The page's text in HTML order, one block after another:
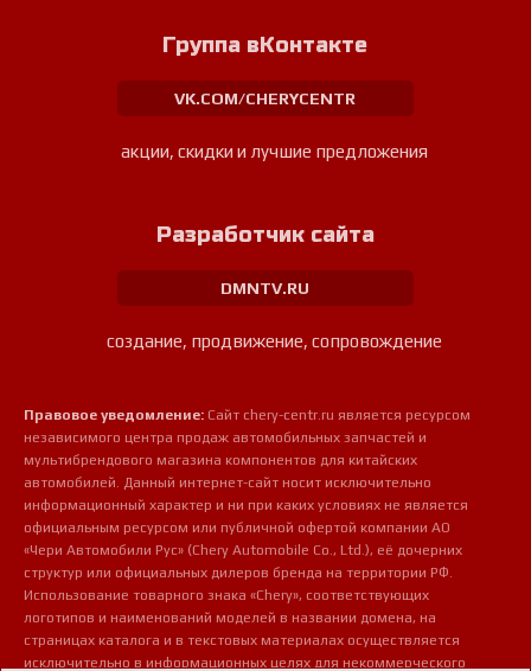
Группа вКонтакте
VK.COM/CHERYCENTR
акции, скидки и лучшие предложения
Разработчик сайта
DMNTV.RU
создание, продвижение, сопровождение
Правовое уведомление: Сайт chery-centr.ru является ресурсом
независимого центра продаж автомобильных запчастей и
мультибрендового магазина компонентов для китайских
автомобилей. Данный интернет-сайт носит исключительно
информационный характер и ни при каких условиях не является
официальным ресурсом или публичной офертой компании АО
«Чери Автомобили Рус» (Chery Automobile Co., Ltd.), её дочерних
структур или официальных дилеров бренда на территории РФ.
Использование товарного знака «Chery», соответствующих
логотипов и наименований моделей в названии домена, на
страницах каталога и в текстовых материалах осуществляется
исключительно в информационных целях для некоммерческого